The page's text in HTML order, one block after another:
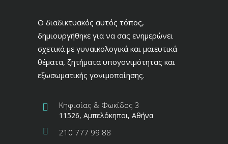
Ο διαδικτυακός αυτός τόπος,
δημιουργήθηκε για να σας ενημερώνει
σχετικά με γυναικολογικά και μαιευτικά
θέματα, ζητήματα υπογονιμότητας και
εξωσωματικής γονιμοποίησης.
Κηφισίας & Φωκίδος 3
11526, Αμπελόκηποι, Αθήνα
210 777 99 88